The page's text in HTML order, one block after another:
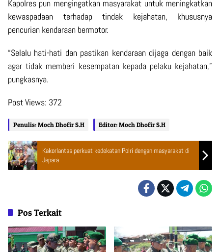
Kapolres pun mengingatkan masyarakat untuk meningkatkan
kewaspadaan terhadap tindak kejahatan, khususnya
pencurian kendaraan bermotor.
“Selalu hati-hati dan pastikan kendaraan dijaga dengan baik
agar tidak memberi kesempatan kepada pelaku kejahatan,”
pungkasnya.
Post Views: 372
Penulis: Moch Dhofir S.H Editor: Moch Dhofir S.H
Kakorlantas perkuat kedekatan Polri dengan masyarakat di
Jepara
Pos Terkait